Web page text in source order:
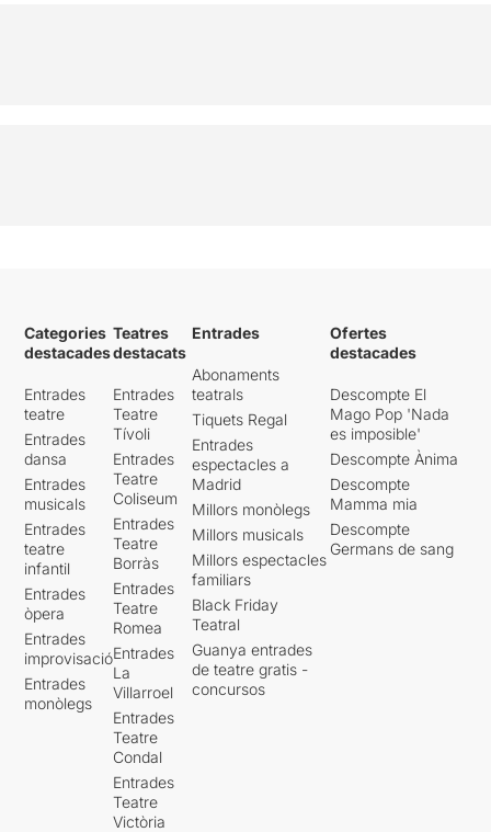
Categories
destacades
Entrades
teatre
Entrades
dansa
Entrades
musicals
Entrades
teatre
infantil
Entrades
òpera
Entrades
improvisació
Entrades
monòlegs
Teatres
destacats
Entrades
Teatre
Tívoli
Entrades
Teatre
Coliseum
Entrades
Teatre
Borràs
Entrades
Teatre
Romea
Entrades
La
Villarroel
Entrades
Teatre
Condal
Entrades
Teatre
Victòria
Entrades
Abonaments
teatrals
Tiquets Regal
Entrades
espectacles a
Madrid
Millors monòlegs
Millors musicals
Millors espectacles
familiars
Black Friday
Teatral
Guanya entrades
de teatre gratis -
concursos
Ofertes
destacades
Descompte El
Mago Pop 'Nada
es imposible'
Descompte Ànima
Descompte
Mamma mia
Descompte
Germans de sang